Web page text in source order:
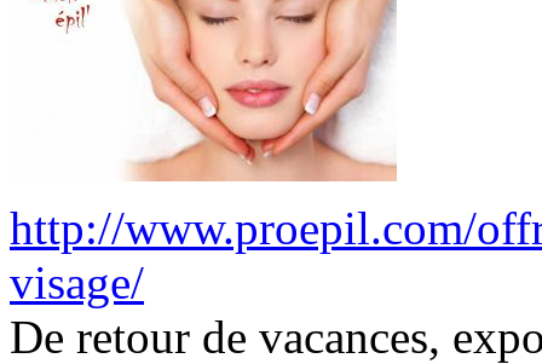
http://www.proepil.com/
visage/
De retour de vacances,